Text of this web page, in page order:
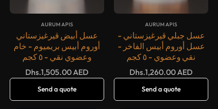
AURUM APIS
عسل أبيض قيرغيزستاني
أوروم أبيس بريميوم - خام
وعضوي نقي - ٥ كجم
السعر
Dhs.1,505.00 AED
Send a quote
{##}
AURUM APIS
عسل جبلي قيرغيزستاني -
عسل أوروم أبيس الفاخر -
نقي وعضوي - ٥ كجم
السعر
Dhs.1,260.00 AED
Send a quote